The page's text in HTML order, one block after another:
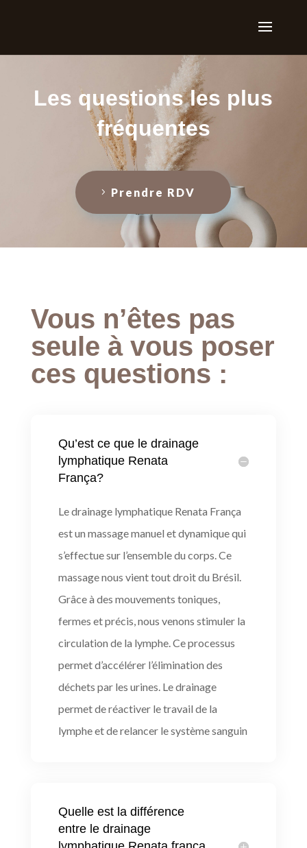
Les questions les plus
fréquentes
Prendre RDV
Vous n’êtes pas
seule à vous poser
ces questions :
Qu’est ce que le drainage
lymphatique Renata
França?
Le drainage lymphatique Renata França
est un massage manuel et dynamique qui
s’effectue sur l’ensemble du corps. Ce
massage nous vient tout droit du Brésil.
Grâce à des mouvements toniques,
fermes et précis, nous venons stimuler la
circulation de la lymphe. Ce processus
permet d’accélérer l’élimination des
déchets par les urines. Le drainage
permet de réactiver le travail de la
lymphe et de relancer le système sanguin
Quelle est la différence
entre le drainage